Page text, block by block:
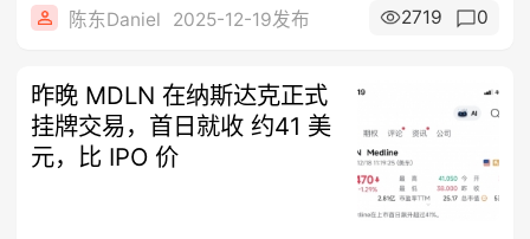
陈东Daniel 2025-12-19发布 2719 0
昨晚 MDLN 在纳斯达克正式
挂牌交易，首日就收 约41 美
元，比 IPO 价